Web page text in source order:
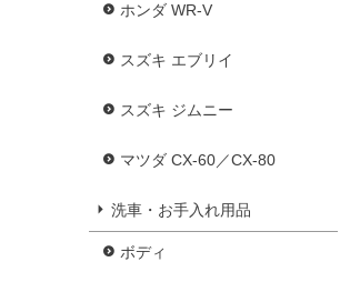
ホンダ WR-V
スズキ エブリイ
スズキ ジムニー
マツダ CX-60／CX-80
洗車・お手入れ用品
ボディ